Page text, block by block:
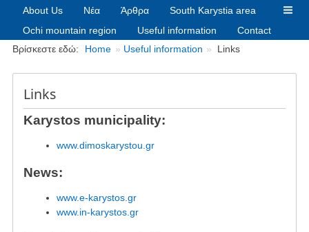
About Us Νέα Άρθρα
South Karystia area
Ochi mountain region
Useful information Contact
Breadcrumbs
Βρίσκεστε εδώ: Home Useful information Links
Links
Karystos municipality:
www.dimoskarystou.gr
News:
www.e-karystos.gr
www.in-karystos.gr